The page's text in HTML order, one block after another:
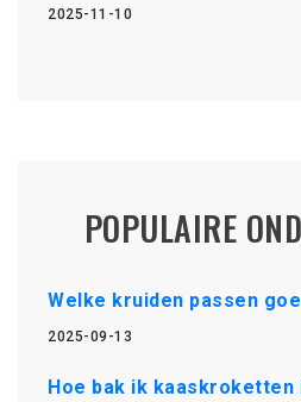
2025-11-10
POPULAIRE
Welke kruiden passen
2025-09-13
Hoe bak ik kaaskroketten